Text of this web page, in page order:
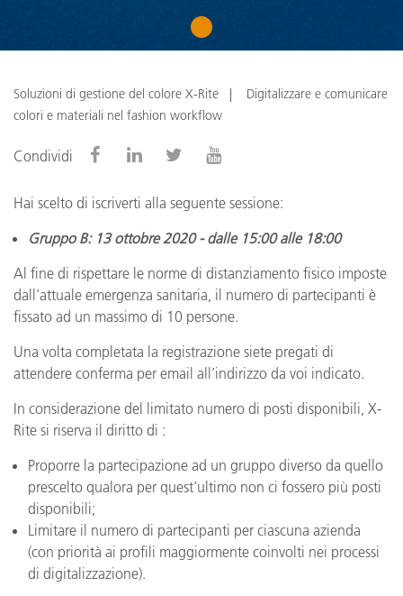
1
Soluzioni di gestione del colore X-Rite
Digitalizzare e comunicare
colori e materiali nel fashion workflow
Condividi
Hai scelto di iscriverti alla seguente sessione:
Gruppo B: 13 ottobre 2020 - dalle 15:00 alle 18:00
Al fine di rispettare le norme di distanziamento fisico imposte
dall’attuale emergenza sanitaria, il numero di partecipanti è
fissato ad un massimo di 10 persone.
Una volta completata la registrazione siete pregati di
attendere conferma per email all’indirizzo da voi indicato.
In considerazione del limitato numero di posti disponibili, X-
Rite si riserva il diritto di :
Proporre la partecipazione ad un gruppo diverso da quello
prescelto qualora per quest’ultimo non ci fossero più posti
disponibili;
Limitare il numero di partecipanti per ciascuna azienda
(con priorità ai profili maggiormente coinvolti nei processi
di digitalizzazione).